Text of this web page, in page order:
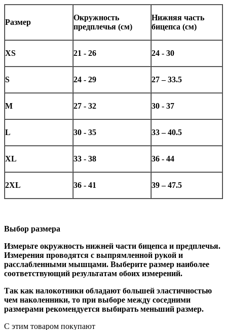
Размер
Окружность
предплечья (см)
Нижняя часть
бицепса (см)
XS 21 - 26 24 - 30
S 24 - 29 27 – 33.5
M 27 - 32 30 - 37
L 30 - 35 33 – 40.5
XL 33 - 38 36 - 44
2XL 36 - 41 39 – 47.5
Выбор размера
Измерьте окружность нижней части бицепса и предплечья.
Измерения проводятся с выпрямленной рукой и
расслабленными мышцами. Выберите размер наиболее
соответствующий результатам обоих измерений.
Так как налокотники обладают большей эластичностью
чем наколенники, то при выборе между соседними
размерами рекомендуется выбирать меньший размер.
С этим товаром покупают